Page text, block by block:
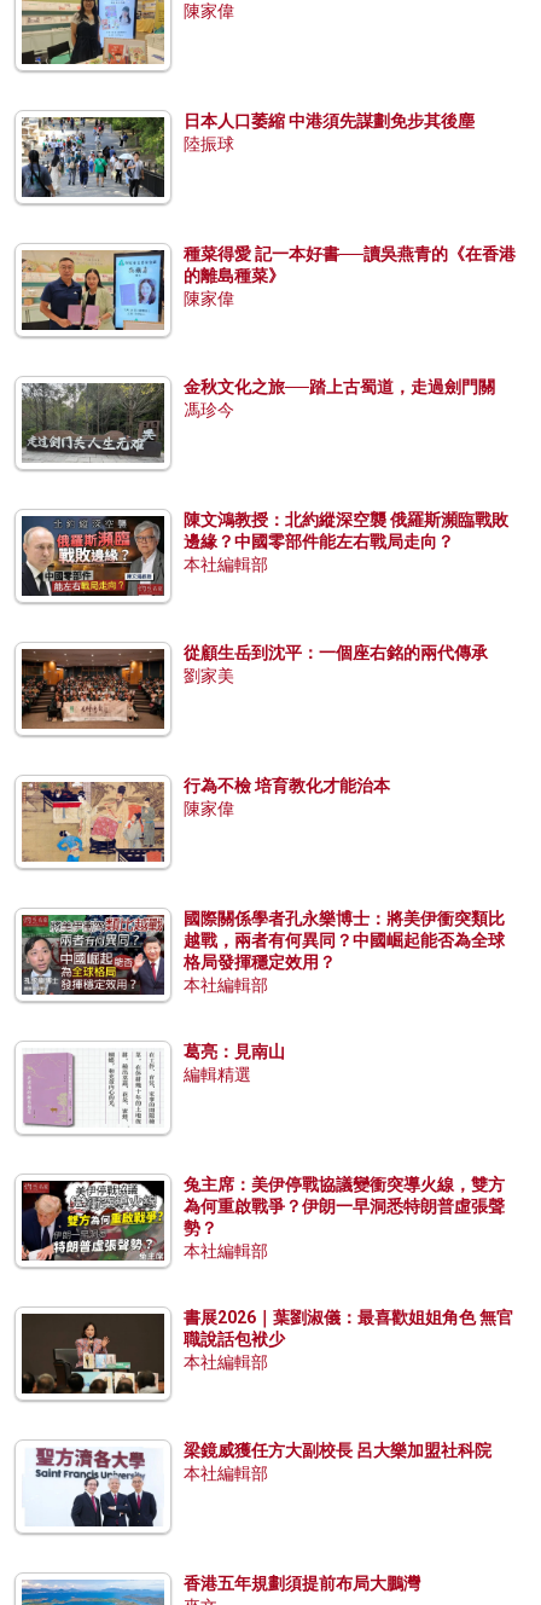
陳家偉
日本人口萎縮 中港須先謀劃免步其後塵
陸振球
種菜得愛 記一本好書──讀吳燕青的《在香港
的離島種菜》
陳家偉
金秋文化之旅──踏上古蜀道，走過劍門關
馮珍今
陳文鴻教授：北約縱深空襲 俄羅斯瀕臨戰敗
邊緣？中國零部件能左右戰局走向？
本社編輯部
從顧生岳到沈平：一個座右銘的兩代傳承
劉家美
行為不檢 培育教化才能治本
陳家偉
國際關係學者孔永樂博士：將美伊衝突類比
越戰，兩者有何異同？中國崛起能否為全球
格局發揮穩定效用？
本社編輯部
葛亮：見南山
編輯精選
兔主席：美伊停戰協議變衝突導火線，雙方
為何重啟戰爭？伊朗一早洞悉特朗普虛張聲
勢？
本社編輯部
書展2026｜葉劉淑儀：最喜歡姐姐角色 無官
職說話包袱少
本社編輯部
梁鏡威獲任方大副校長 呂大樂加盟社科院
本社編輯部
香港五年規劃須提前布局大鵬灣